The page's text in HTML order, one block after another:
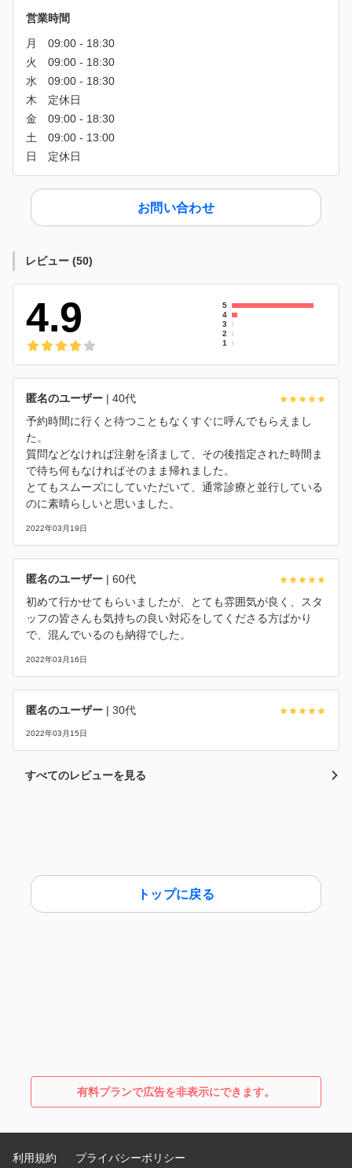
営業時間
お問い合わせ
レビュー (50)
4.9
5
4
3
2
1
匿名のユーザー | 40代
予約時間に行くと待つこともなくすぐに呼んでもらえまし
た。
質問などなければ注射を済まして、その後指定された時間ま
で待ち何もなければそのまま帰れました。
とてもスムーズにしていただいて、通常診療と並行している
のに素晴らしいと思いました。
2022年03月19日
匿名のユーザー | 60代
初めて行かせてもらいましたが、とても雰囲気が良く、スタ
ッフの皆さんも気持ちの良い対応をしてくださる方ばかり
で、混んでいるのも納得でした。
2022年03月16日
匿名のユーザー | 30代
2022年03月15日
すべてのレビューを見る
トップに戻る
有料プランで広告を非表示にできます。
利用規約 プライバシーポリシー